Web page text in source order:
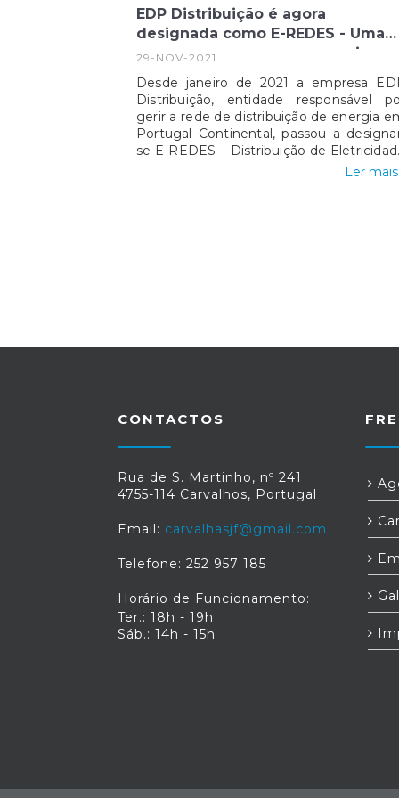
EDP Distribuição é agora
designada como E-REDES - Uma
nova marca, a mesma energia em
29-NOV-2021
Desde janeiro de 2021 a empresa
Distribuição, entidade responsável
gerir a rede de distribuição de energia
Portugal Continental, passou a
se E-REDES – Distribuição de
e atualmente encontra-se disponível o
link: https://
agentes de mercado. Com a
incidente online, facilitando assim todo o
processo envolvente a estas
Fonte: " EDP Distribuição agora é
REDES", disponível em: https://
redes.pt/pt-pt/noticias/2021/01/29/edp-
distribuicao-agora-e-e-redes
Ler
CONTACTOS
Rua de S. Martinho, nº 241
4755-114 Carvalhos, Portugal
Email: carvalhasjf@gmail.com
Telefone: 252 957 185
Horário de Funcionamento:
Ter.: 18h - 19h
Sáb.: 14h - 15h